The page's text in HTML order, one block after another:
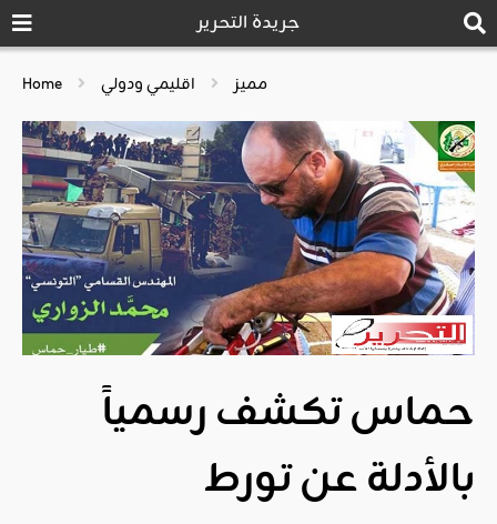
جريدة التحرير
Home مميز اقليمي ودولي
حماس تكشف رسمياً
بالأدلة عن تورط